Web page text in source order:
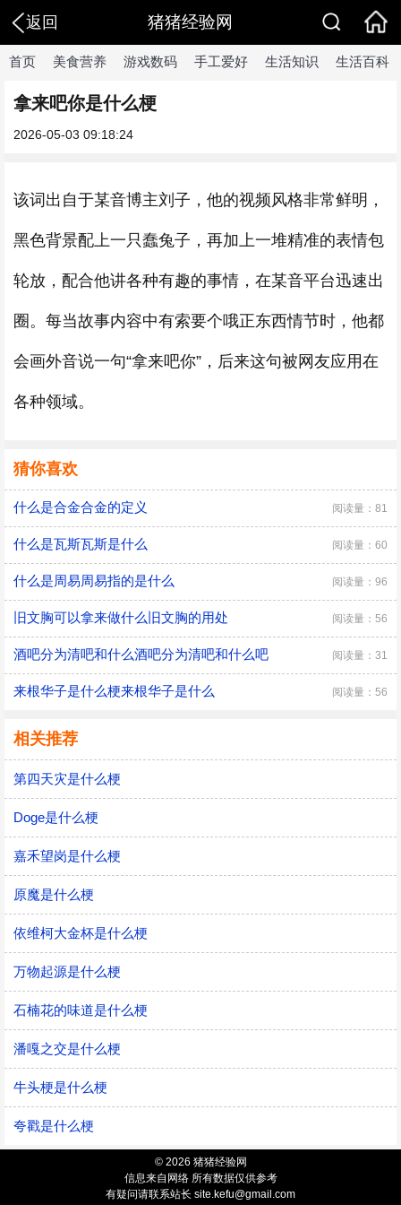
返回 猪猪经验网
首页 美食营养 游戏数码 手工爱好 生活知识 生活百科
拿来吧你是什么梗
2026-05-03 09:18:24
该词出自于某音博主刘子，他的视频风格非常鲜明，
黑色背景配上一只蠢兔子，再加上一堆精准的表情包
轮放，配合他讲各种有趣的事情，在某音平台迅速出
圈。每当故事内容中有索要个哦正东西情节时，他都
会画外音说一句“拿来吧你”，后来这句被网友应用在
各种领域。
猜你喜欢
什么是合金合金的定义 阅读量：81
什么是瓦斯瓦斯是什么 阅读量：60
什么是周易周易指的是什么 阅读量：96
旧文胸可以拿来做什么旧文胸的用处 阅读量：56
酒吧分为清吧和什么酒吧分为清吧和什么吧 阅读量：31
来根华子是什么梗来根华子是什么 阅读量：56
相关推荐
第四天灾是什么梗
Doge是什么梗
嘉禾望岗是什么梗
原魔是什么梗
依维柯大金杯是什么梗
万物起源是什么梗
石楠花的味道是什么梗
潘嘎之交是什么梗
牛头梗是什么梗
夸戳是什么梗
© 2026 猪猪经验网
信息来自网络 所有数据仅供参考
有疑问请联系站长 site.kefu@gmail.com